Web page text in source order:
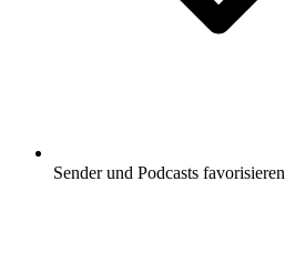
Sender und Podcasts favorisieren